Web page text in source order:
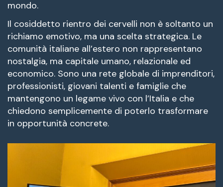
mondo.
Il cosiddetto rientro dei cervelli non è soltanto un
richiamo emotivo, ma una scelta strategica. Le
comunità italiane all’estero non rappresentano
nostalgia, ma capitale umano, relazionale ed
economico. Sono una rete globale di imprenditori,
professionisti, giovani talenti e famiglie che
mantengono un legame vivo con l’Italia e che
chiedono semplicemente di poterlo trasformare
in opportunità concrete.